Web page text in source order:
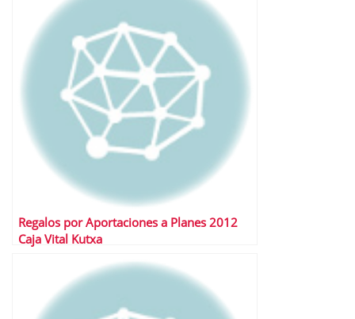
Regalos por Aportaciones a Planes 2012
Caja Vital Kutxa